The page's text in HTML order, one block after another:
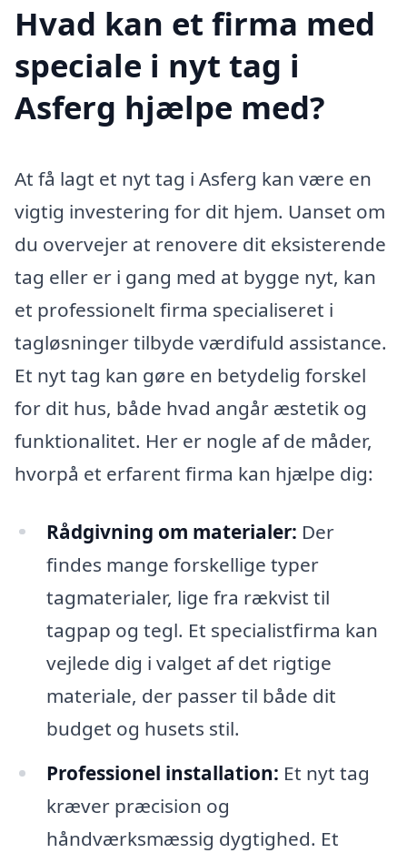
Hvad kan et firma med
speciale i nyt tag i
Asferg hjælpe med?
At få lagt et nyt tag i Asferg kan være en
vigtig investering for dit hjem. Uanset om
du overvejer at renovere dit eksisterende
tag eller er i gang med at bygge nyt, kan
et professionelt firma specialiseret i
tagløsninger tilbyde værdifuld assistance.
Et nyt tag kan gøre en betydelig forskel
for dit hus, både hvad angår æstetik og
funktionalitet. Her er nogle af de måder,
hvorpå et erfarent firma kan hjælpe dig:
Rådgivning om materialer: Der
findes mange forskellige typer
tagmaterialer, lige fra rækvist til
tagpap og tegl. Et specialistfirma kan
vejlede dig i valget af det rigtige
materiale, der passer til både dit
budget og husets stil.
Professionel installation: Et nyt tag
kræver præcision og
håndværksmæssig dygtighed. Et